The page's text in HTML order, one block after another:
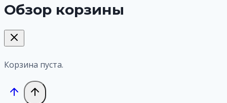
Обзор корзины
Корзина пуста.